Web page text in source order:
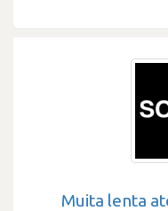
Muita lenta